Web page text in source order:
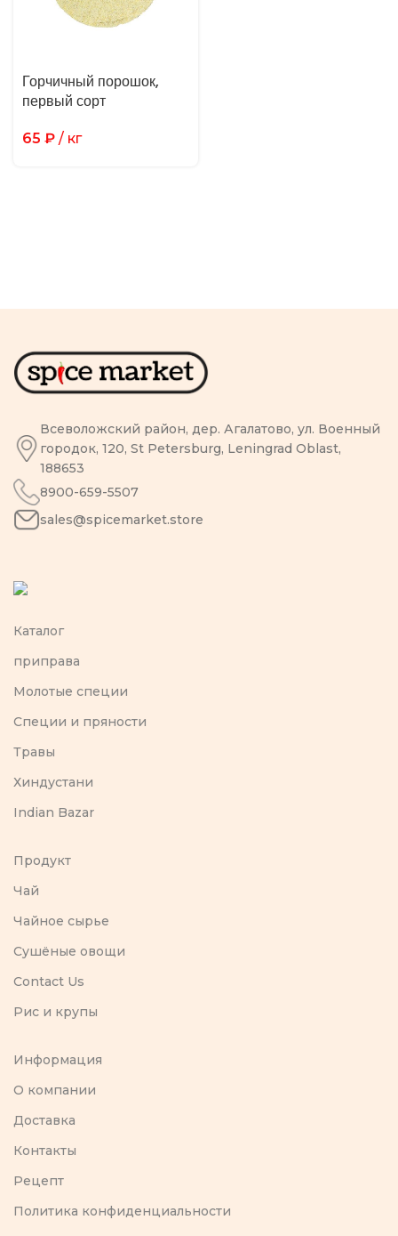
Горчичный порошок,
первый сорт
65 ₽ / кг
Всеволожский район, дер. Агалатово, ул. Военный
городок, 120, St Petersburg, Leningrad Oblast,
188653
8900-659-5507
sales@spicemarket.store
Каталог
приправа
Молотые специи
Специи и пряности
Травы
Хиндустани
Indian Bazar
Продукт
Чай
Чайное сырье
Сушёные овощи
Contact Us
Рис и крупы
Информация
O компании
Доставка
Контакты
Рецепт
Политика конфиденциальности